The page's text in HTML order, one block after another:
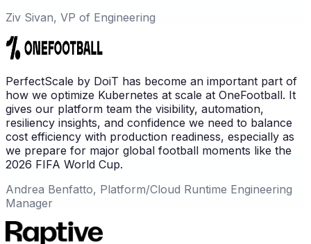
Ziv Sivan, VP of Engineering
PerfectScale by DoiT has become an important part of
how we optimize Kubernetes at scale at OneFootball. It
gives our platform team the visibility, automation,
resiliency insights, and confidence we need to balance
cost efficiency with production readiness, especially as
we prepare for major global football moments like the
2026 FIFA World Cup.
Andrea Benfatto, Platform/Cloud Runtime Engineering
Manager